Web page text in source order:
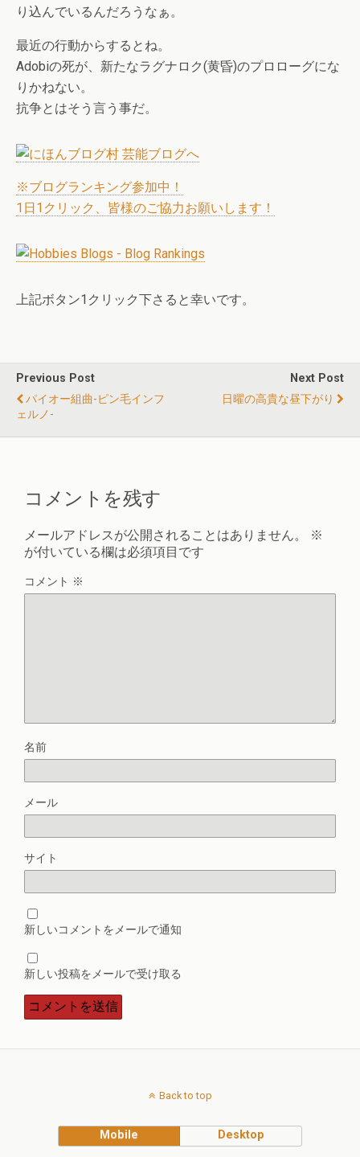
り込んでいるんだろうなぁ。
最近の行動からするとね。
Adobiの死が、新たなラグナロク(黄昏)のプロローグにな
りかねない。
抗争とはそう言う事だ。
※ブログランキング参加中！
1日1クリック、皆様のご協力お願いします！
上記ボタン1クリック下さると幸いです。
Previous Post
パイオー組曲-ピン毛インフ
ェルノ-
Next Post
日曜の高貴な昼下がり
コメントを残す
メールアドレスが公開されることはありません。
※
が付いている欄は必須項目です
コメント ※
名前
メール
サイト
新しいコメントをメールで通知
新しい投稿をメールで受け取る
Back to top
Mobile Desktop